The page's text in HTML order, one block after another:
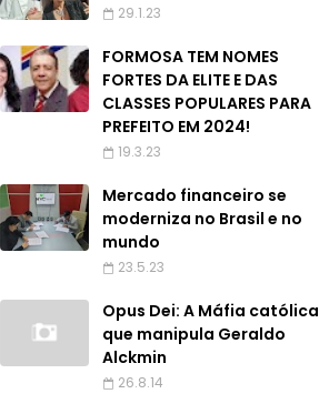
29.1.23
FORMOSA TEM NOMES
FORTES DA ELITE E DAS
CLASSES POPULARES PARA
PREFEITO EM 2024!
19.3.23
Mercado financeiro se
moderniza no Brasil e no
mundo
23.5.23
Opus Dei: A Máfia católica
que manipula Geraldo
Alckmin
26.8.14